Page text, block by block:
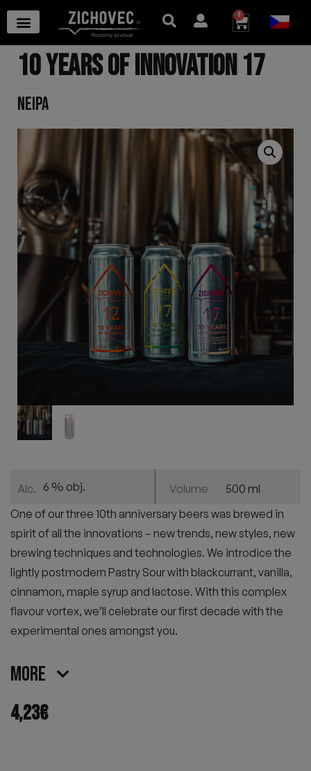
0
10 YEARS OF INNOVATION 17
NEIPA
Alc. 6 % obj. Volume
500 ml
One of our three 10th anniversary beers was brewed in
spirit of all the innovations – new trends, new styles, new
brewing techniques and technologies. We introdice the
lightly postmodern Pastry Sour with blackcurrant, vanilla,
cinnamon, maple syrup and lactose. With this complex
flavour vortex, we’ll celebrate our first decade with the
experimental ones amongst you.
More
4,23€